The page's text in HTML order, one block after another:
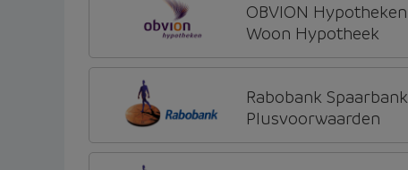
OBVION Hypotheken
Woon Hypotheek
Rabobank Spaarbank
Plusvoorwaarden